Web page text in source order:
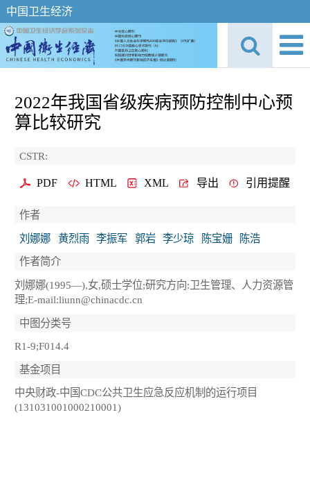
中国卫生经济
2022年我国省级疾病预防控制中心预
算比较研究
CSTR:
PDF HTML XML 导出 引用提醒
作者
刘娜娜
黄烈雨 李振军 郭岩 李少琼 陈宝姗
陈浩
作者简介
刘娜娜(1995—),女,硕士学位;研究方向:卫生管理、人力资源管
理;E-mail:liunn@chinacdc.cn
中图分类号
R1-9;F014.4
基金项目
中央财政-中国CDC公共卫生应急反应机制的运行项目
(131031001000210001)